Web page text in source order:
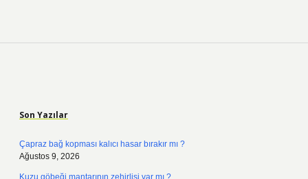
Son Yazılar
Çapraz bağ kopması kalıcı hasar bırakır mı ?
Ağustos 9, 2026
Kuzu göbeği mantarının zehirlisi var mı ?